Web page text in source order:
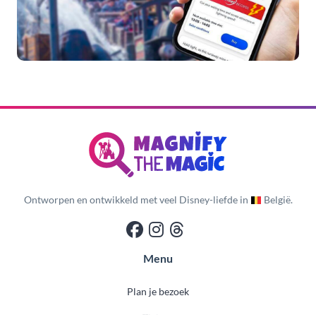
Ontworpen en ontwikkeld met veel Disney-liefde in België.
Menu
Plan je bezoek